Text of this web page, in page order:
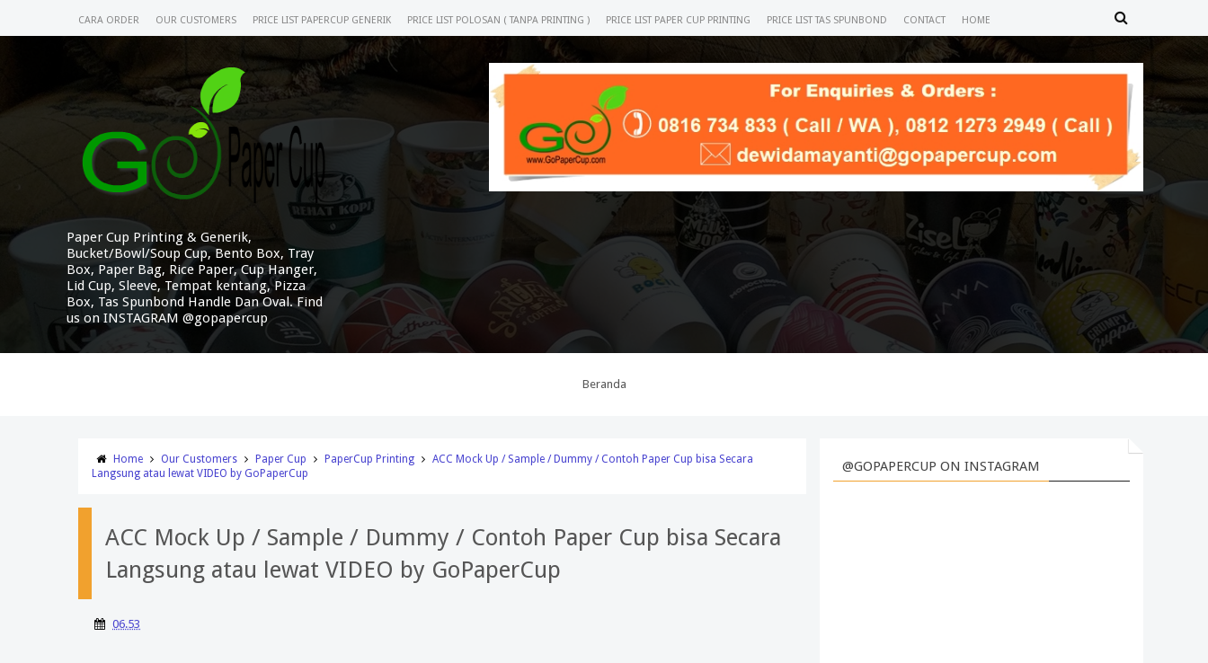
CARA ORDER OUR CUSTOMERS PRICE LIST PAPERCUP GENERIK PRICE LIST POLOSAN ( TANPA PRINTING ) PRICE LIST PAPER CUP PRINTING PRICE LIST TAS SPUNBOND CONTACT HOME
Paper Cup Printing & Generik,
Bucket/Bowl/Soup Cup, Bento Box, Tray
Box, Paper Bag, Rice Paper, Cup Hanger,
Lid Cup, Sleeve, Tempat kentang, Pizza
Box, Tas Spunbond Handle Dan Oval. Find
us on INSTAGRAM @gopapercup
Beranda
Home Our Customers Paper Cup PaperCup Printing
ACC Mock Up / Sample / Dummy / Contoh Paper Cup bisa Secara
Langsung atau lewat VIDEO by GoPaperCup
ACC Mock Up / Sample / Dummy / Contoh Paper Cup bisa Secara
Langsung atau lewat VIDEO by GoPaperCup
06.53
@GOPAPERCUP ON INSTAGRAM